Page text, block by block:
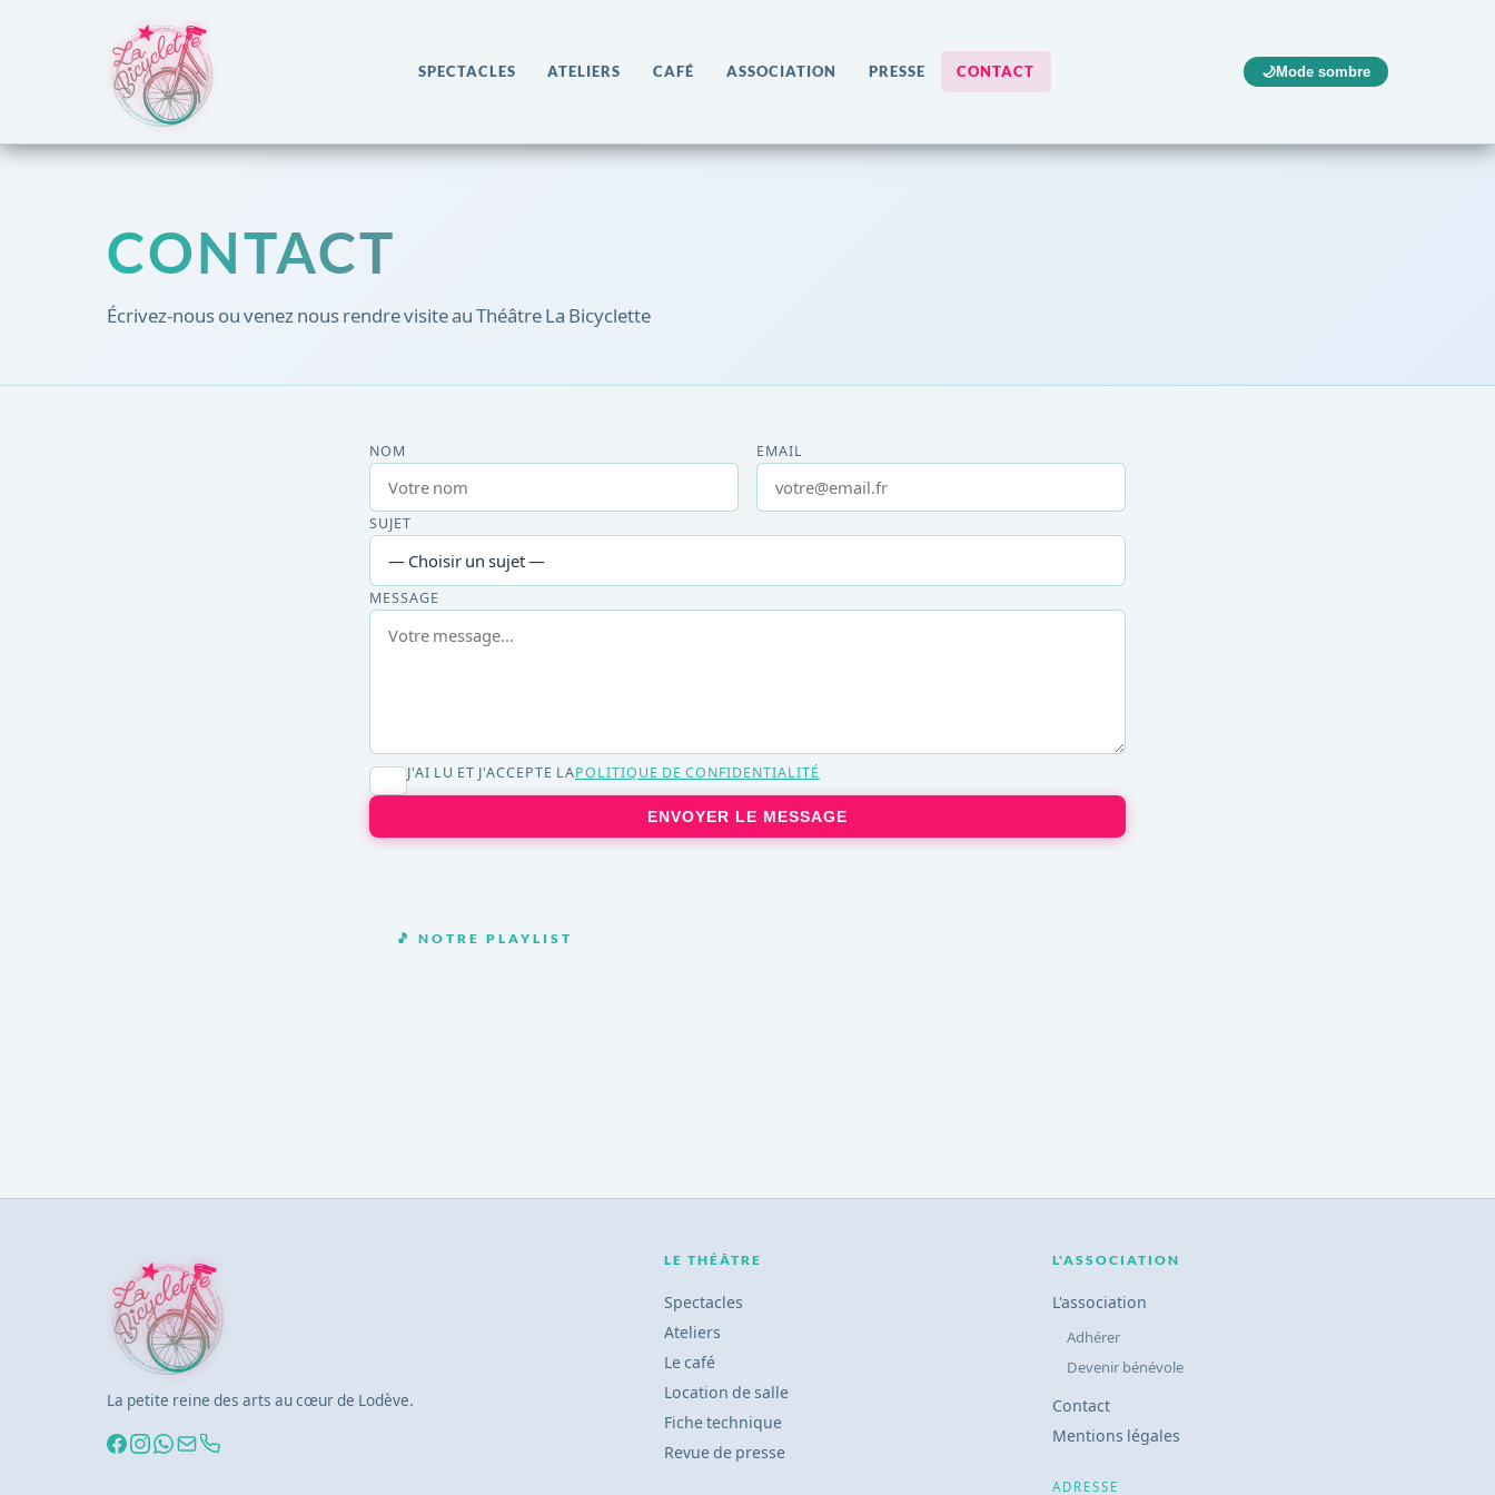
SPECTACLES ATELIERS CAFÉ ASSOCIATION PRESSE CONTACT 🌙Mode sombre
CONTACT
Écrivez-nous ou venez nous rendre visite au Théâtre La Bicyclette
NOM EMAIL
SUJET
MESSAGE
J'AI LU ET J'ACCEPTE LAPOLITIQUE DE CONFIDENTIALITÉ
ENVOYER LE MESSAGE
🎵 NOTRE PLAYLIST
La petite reine des arts au cœur de Lodève.
LE THÉÂTRE
Spectacles
Ateliers
Le café
Location de salle
Fiche technique
Revue de presse
L'ASSOCIATION
L'association
Adhérer
Devenir bénévole
Contact
Mentions légales
ADRESSE